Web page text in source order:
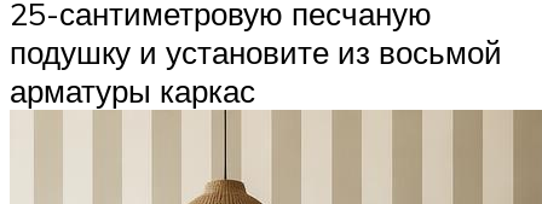
25-сантиметровую песчаную
подушку и установите из восьмой
арматуры каркас